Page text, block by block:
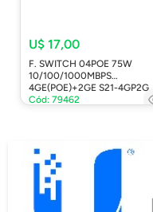
U$ 17,00
F. SWITCH 04POE 75W
10/100/1000MBPS
4GE(POE)+2GE S21-4GP2G
Cód: 79462